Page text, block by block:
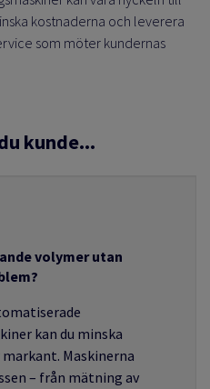
kostnaderna och leverera
som möter kundernas
kunde...
volymer utan
kan du minska
Maskinerna
– från mätning av